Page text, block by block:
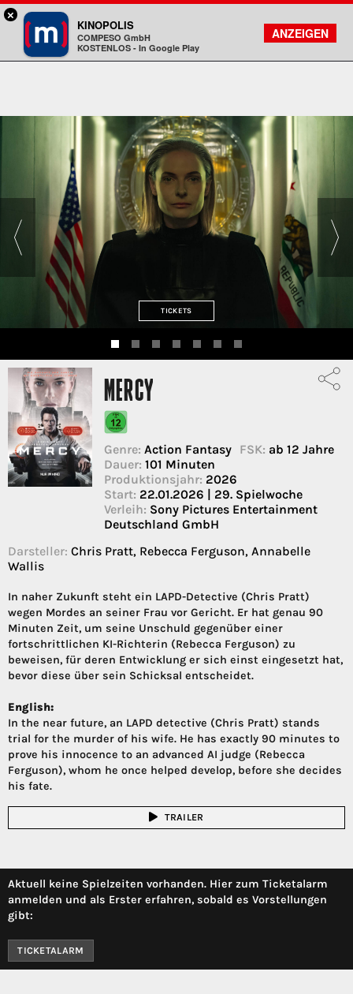
Kinopolis
FILMSUCHE
KONTO
TICKETS
MERCY
Genre: Action Fantasy FSK: ab 12 Jahre
Dauer: 101 Minuten
Produktionsjahr: 2026
Start: 22.01.2026 | 29. Spielwoche
Verleih: Sony Pictures Entertainment
Deutschland GmbH
Darsteller: Chris Pratt, Rebecca Ferguson, Annabelle
Wallis
In naher Zukunft steht ein LAPD-Detective (Chris Pratt)
wegen Mordes an seiner Frau vor Gericht. Er hat genau 90
Minuten Zeit, um seine Unschuld gegenüber einer
fortschrittlichen KI-Richterin (Rebecca Ferguson) zu
beweisen, für deren Entwicklung er sich einst eingesetzt hat,
bevor diese über sein Schicksal entscheidet.
English:
In the near future, an LAPD detective (Chris Pratt) stands
trial for the murder of his wife. He has exactly 90 minutes to
prove his innocence to an advanced AI judge (Rebecca
Ferguson), whom he once helped develop, before she decides
his fate.
TRAILER
Aktuell keine Spielzeiten vorhanden. Hier zum Ticketalarm
anmelden und als Erster erfahren, sobald es Vorstellungen
gibt:
TICKETALARM
×
KINOPOLIS
COMPESO GmbH
KOSTENLOS - In Google Play
ANZEIGEN